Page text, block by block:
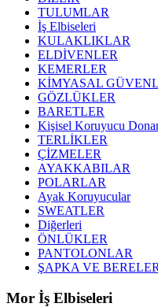
TULUMLAR
İş Elbiseleri
KULAKLIKLAR
ELDİVENLER
KEMERLER
KİMYASAL
GÖZLÜKLER
BARETLER
Kişisel Koruyucu
TERLİKLER
ÇİZMELER
AYAKKABILAR
POLARLAR
Ayak Koruyucular
SWEATLER
Diğerleri
ÖNLÜKLER
PANTOLONLAR
ŞAPKA VE BERELER
Mor İş Elbiseleri